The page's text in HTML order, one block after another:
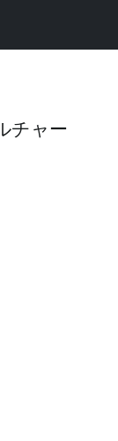
チャー